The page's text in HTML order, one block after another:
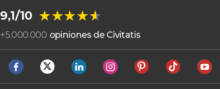
9,1/10 ★★★★★
★★★★★
+5.000.000 opiniones de Civitatis